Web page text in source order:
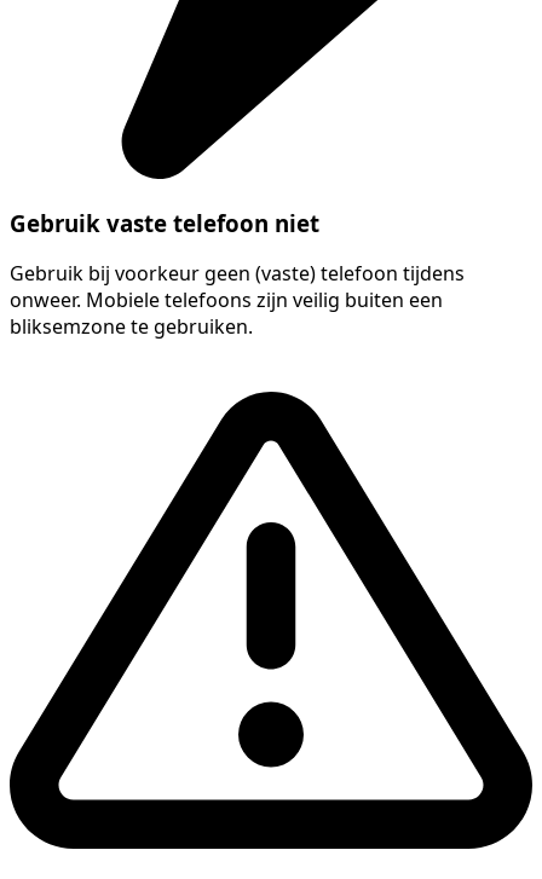
Gebruik vaste telefoon niet
Gebruik bij voorkeur geen (vaste) telefoon tijdens
onweer. Mobiele telefoons zijn veilig buiten een
bliksemzone te gebruiken.